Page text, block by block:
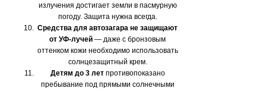
излучения достигает земли в пасмурную
погоду. Защита нужна всегда.
Средства для автозагара не защищают
от УФ-лучей — даже с бронзовым
оттенком кожи необходимо использовать
солнцезащитный крем.
Детям до 3 лет противопоказано
пребывание под прямыми солнечными